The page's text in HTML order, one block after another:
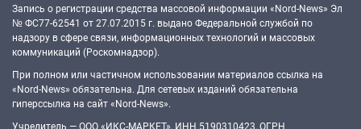
Запись о регистрации средства массовой информации «Nord-News» Эл
№ ФС77-62541 от 27.07.2015 г. выдано Федеральной службой по
надзору в сфере связи, информационных технологий и массовых
коммуникаций (Роскомнадзор).
При полном или частичном использовании материалов ссылка на
«Nord-News» обязательна. Для сетевых изданий обязательна
гиперссылка на сайт «Nord-News».
Учредитель — ООО «ИКС-МАРКЕТ», ИНН 5190310423, ОГРН